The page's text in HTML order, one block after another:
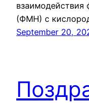
взаимодействия
(ФМН) с
September 20,